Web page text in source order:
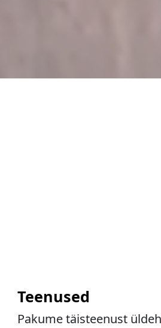
Teenused
Pakume täisteenust